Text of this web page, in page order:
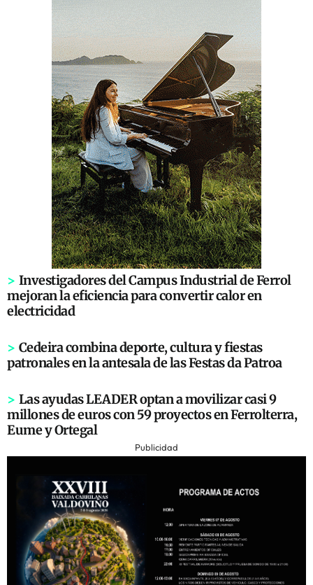
> Investigadores del Campus Industrial de Ferrol
mejoran la eficiencia para convertir calor en
electricidad
> Cedeira combina deporte, cultura y fiestas
patronales en la antesala de las Festas da Patroa
> Las ayudas LEADER optan a movilizar casi 9
millones de euros con 59 proyectos en Ferrolterra,
Eume y Ortegal
Publicidad